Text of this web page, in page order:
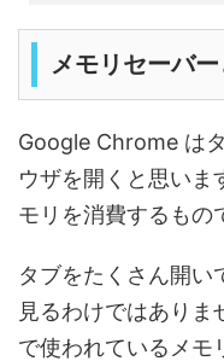
メモリセーバー
Google Chrome は
ウザを開くと思いま
モリを消費するもの
タブをたくさん開い
見るわけではあり
で使われているメモ